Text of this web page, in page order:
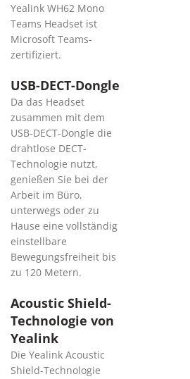
Yealink WH62 Mono
Teams Headset ist
Microsoft Teams-
zertifiziert.
USB-DECT-Dongle
Da das Headset
zusammen mit dem
USB-DECT-Dongle die
drahtlose DECT-
Technologie nutzt,
genießen Sie bei der
Arbeit im Büro,
unterwegs oder zu
Hause eine vollständig
einstellbare
Bewegungsfreiheit bis
zu 120 Metern.
Acoustic Shield-
Technologie von
Yealink
Die Yealink Acoustic
Shield-Technologie